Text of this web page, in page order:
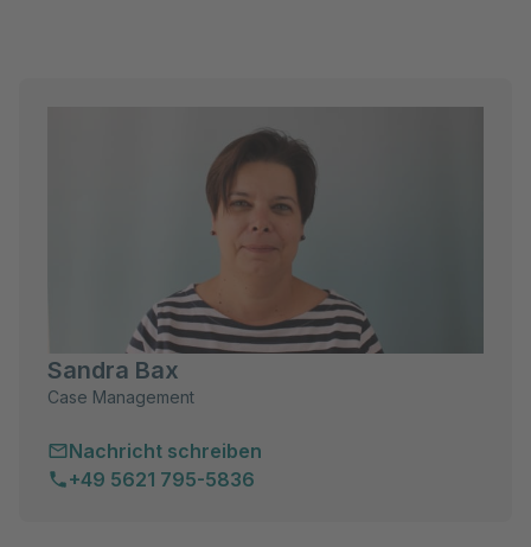
Sandra Bax
Case Management
Nachricht schreiben
+49 5621 795-5836